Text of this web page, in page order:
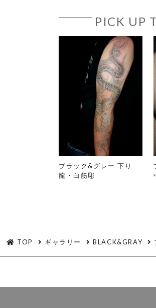
PICK UP
ブラック&グレー 下り
龍・白筋彫
TOP ギャラリー BLACK&GRAY